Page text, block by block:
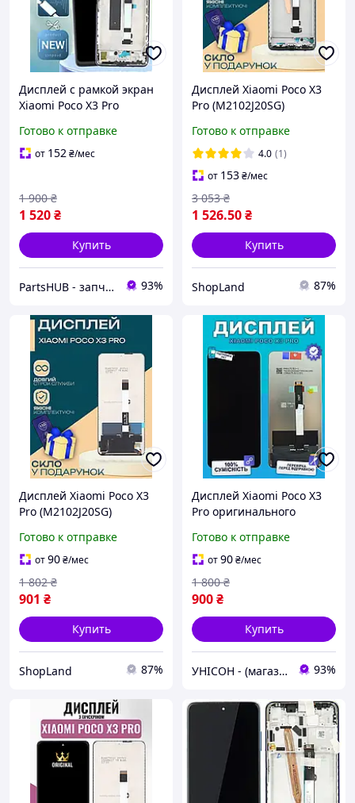
Дисплей с рамкой экран
Xiaomi Poco X3 Pro
сенсор в сборе, Модуль
Ксиоми Поко Х3 Про
Готово к отправке
от 152₴/мес
1 520₴
1 900 ₴
Купить
PartsHUB - запчастини на Телефони (Дисплей / Акумулятор / Шлейф-Плати) 93%
Дисплей Xiaomi Poco X3
Pro (M2102J20SG)
(в рамке), экран оригинал
на Ксиоми Поко Х3 Про
Готово к отправке
4.0 (1)
от 153₴/мес
1 526.50₴
3 053 ₴
Купить
ShopLand 87%
Дисплей Xiaomi Poco X3
Pro (M2102J20SG)
экран оригинал на
Ксиоми Поко Х3 Про
Готово к отправке
от90₴/мес
901 ₴
1 802 ₴
Купить
ShopLand 87%
Дисплей Xiaomi Poco X3
Pro оригинального
на Ксиоми Поко Х3 Про
Готово к отправке
от90₴/мес
900₴
1 800 ₴
Купить
УНІСОН - (магазин запчастин для телефонів) 93%